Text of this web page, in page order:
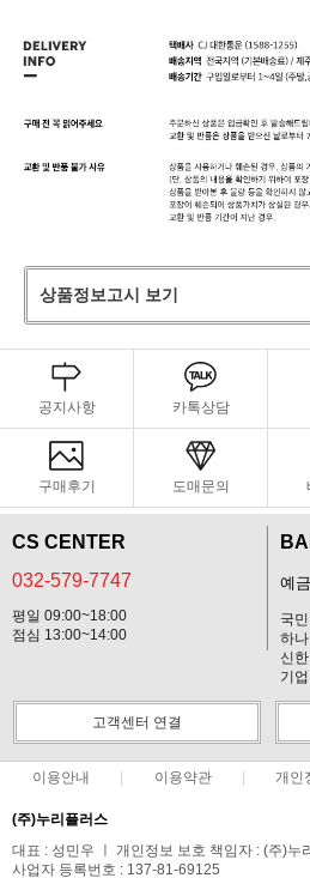
상품정보고시 보기
공지사항 카톡상담
구매후기 도매문의
CS CENTER
032-579-7747
평일 09:00~18:00
점심 13:00~14:00
예
국
하
신
기
고객센터 연결
이용안내 이용약관 개인
(주)누리플러스
대표 : 성민우 ㅣ 개인정보 보호 책임자 : (주)누
사업자 등록번호 : 137-81-69125